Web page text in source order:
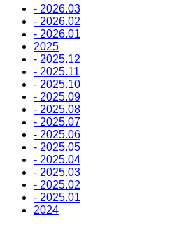
- 2026.03
- 2026.02
- 2026.01
2025
- 2025.12
- 2025.11
- 2025.10
- 2025.09
- 2025.08
- 2025.07
- 2025.06
- 2025.05
- 2025.04
- 2025.03
- 2025.02
- 2025.01
2024